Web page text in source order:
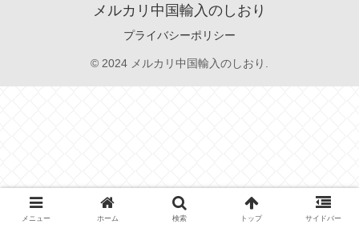
メルカリ中国輸入のしおり
プライバシーポリシー
© 2024 メルカリ中国輸入のしおり.
メニュー ホーム 検索 トップ サイドバー